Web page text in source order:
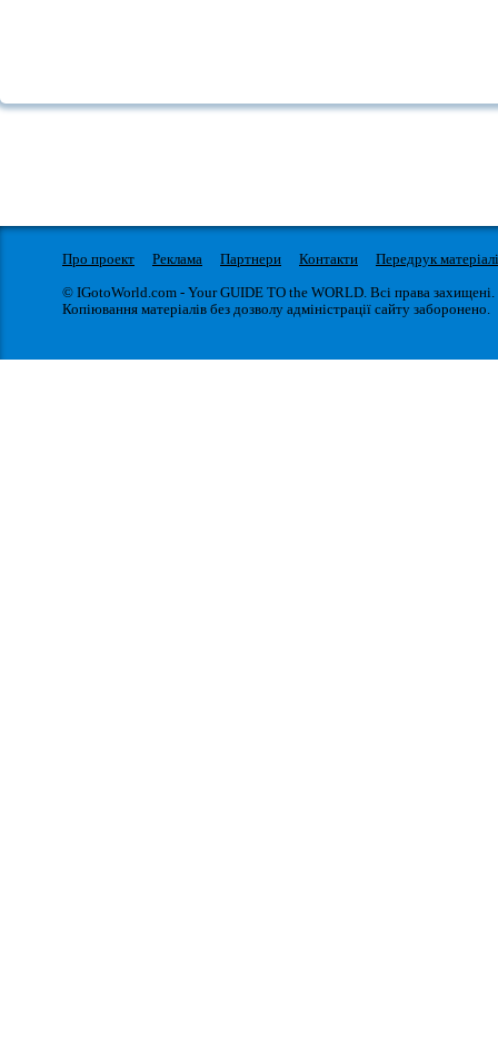
Про проект Реклама Партнери Контакти
Передрук
© IGotoWorld.com - Your GUIDE TO the WORLD. Всі права захищені.
Копіювання матеріалів без дозволу адміністрації сайту заборонено.